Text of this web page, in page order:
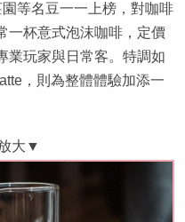
等名豆一一上榜，對咖啡
一杯意式泡沫咖啡，定價
業玩家與日常客。特調如
，則為整體體驗加添一